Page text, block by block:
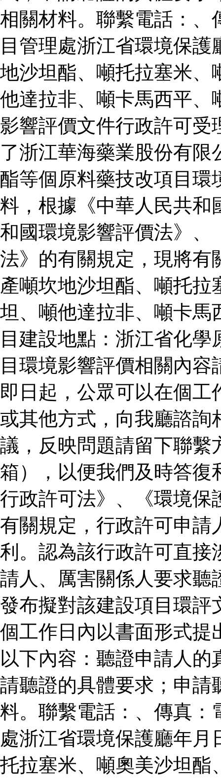
相關材料。聯繫電話：、
目管理處浙江省環境保
地沙坦酯、噸托拉塞米、
他達拉非、噸卡馬西平、
影響評價文件行政許可受
了浙江華海藥業股份有
酯等個原料藥技改項目環
料，根據《中華人民共和
和國環境影響評價法》、
法》的有關規定，現將有
產噸坎地沙坦酯、噸托
坦、噸他達拉非、噸卡馬
目建設地點：浙江省化
目環境影響評價相關內
即日起，公眾可以在個
或其他方式，向我廳諮詢
議，反映問題請留下聯繫
箱），以便我們及時答復
行政許可法》、《環境保
有關規定，行政許可申請
利。認為該行政許可直接
請人、厲害關係人要求聽
發布擬對該建設項目環評
個工作日內以書面形式提
以下內容：聽證申請人
請聽證的具體要求；申請
料。聯繫電話：、傳真：
處浙江省環境保護廳年
托拉塞米、噸奧美沙坦酯